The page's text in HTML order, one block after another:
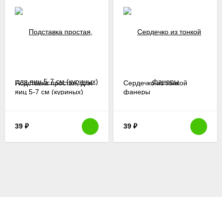
Подставка простая, для
яиц 5-7 см (куриных)
39 ₽
Сердечко из тонкой
фанеры
39 ₽